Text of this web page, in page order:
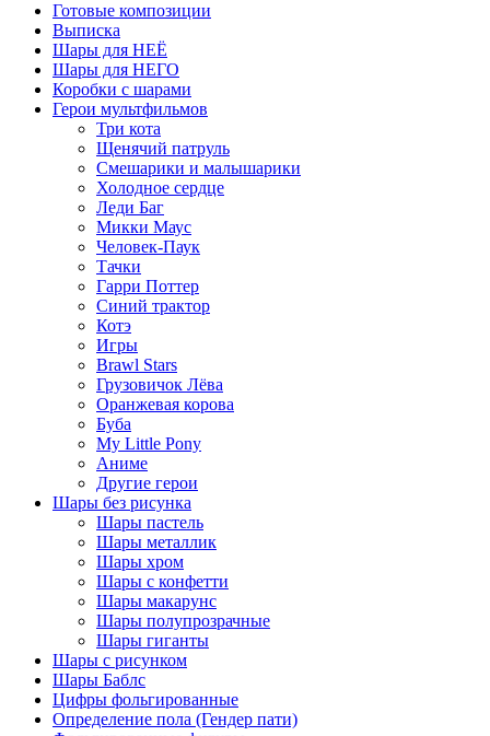
Готовые композиции
Выписка
Шары для НЕЁ
Шары для НЕГО
Коробки с шарами
Герои мультфильмов
Три кота
Щенячий патруль
Смешарики и малышарики
Холодное сердце
Леди Баг
Микки Маус
Человек-Паук
Тачки
Гарри Поттер
Синий трактор
Котэ
Игры
Brawl Stars
Грузовичок Лёва
Оранжевая корова
Буба
My Little Pony
Аниме
Другие герои
Шары без рисунка
Шары пастель
Шары металлик
Шары хром
Шары с конфетти
Шары макарунс
Шары полупрозрачные
Шары гиганты
Шары с рисунком
Шары Баблс
Цифры фольгированные
Определение пола (Гендер пати)